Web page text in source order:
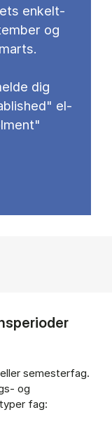
en­kelt­
og
dig
el­
semesterfag.
og
fag: